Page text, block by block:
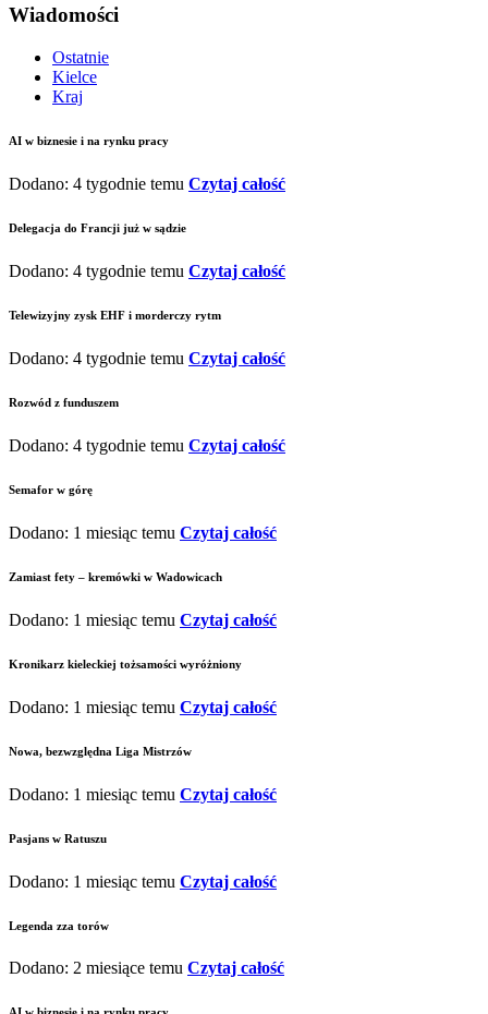
Wiadomości
Ostatnie
Kielce
Kraj
AI w biznesie i na rynku pracy
Dodano: 4 tygodnie temu Czytaj całość
Delegacja do Francji już w sądzie
Dodano: 4 tygodnie temu Czytaj całość
Telewizyjny zysk EHF i morderczy rytm
Dodano: 4 tygodnie temu Czytaj całość
Rozwód z funduszem
Dodano: 4 tygodnie temu Czytaj całość
Semafor w górę
Dodano: 1 miesiąc temu Czytaj całość
Zamiast fety – kremówki w Wadowicach
Dodano: 1 miesiąc temu Czytaj całość
Kronikarz kieleckiej tożsamości wyróżniony
Dodano: 1 miesiąc temu Czytaj całość
Nowa, bezwzględna Liga Mistrzów
Dodano: 1 miesiąc temu Czytaj całość
Pasjans w Ratuszu
Dodano: 1 miesiąc temu Czytaj całość
Legenda zza torów
Dodano: 2 miesiące temu Czytaj całość